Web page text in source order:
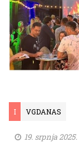
I VGDANAS
19. srpnja 2025.